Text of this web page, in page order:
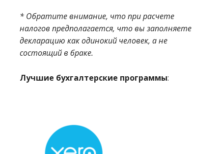
* Обратите внимание, что при расчете
налогов предполагается, что вы заполняете
декларацию как одинокий человек, а не
состоящий в браке.
Лучшие бухгалтерские программы: